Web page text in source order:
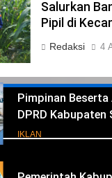
Salurkan
Pipil di
Redaksi 4
Pimpinan
DPRD Kabupaten
Mengucapkan
IKLAN
Pemerintah
Mengucapkan
ke-26 Kabupaten
IKLAN